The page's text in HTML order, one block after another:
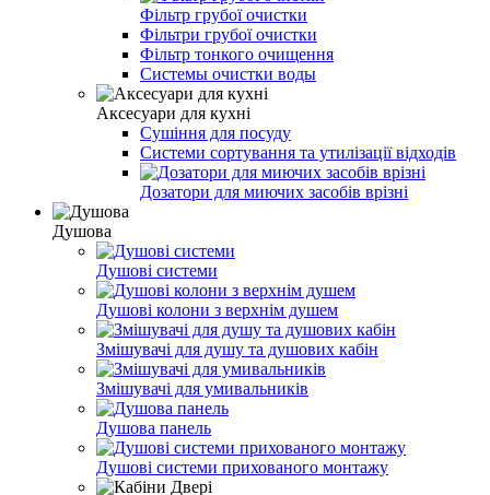
Фільтр грубої очистки
Фільтри грубої очистки
Фільтр тонкого очищення
Системы очистки воды
Аксесуари для кухні
Сушіння для посуду
Системи сортування та утилізації відходів
Дозатори для миючих засобів врізні
Душова
Душові системи
Душові колони з верхнім душем
Змішувачі для душу та душових кабін
Змішувачі для умивальників
Душова панель
Душові системи прихованого монтажу